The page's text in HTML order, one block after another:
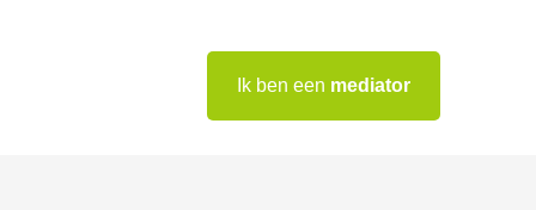
Ik ben een mediator